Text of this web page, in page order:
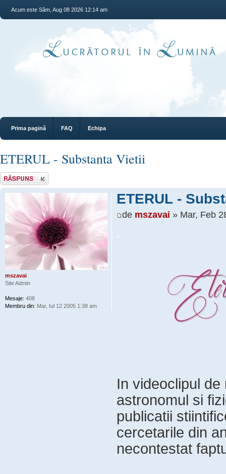
Acum este Sâm, Aug 08 2026 12:14 am
Prima pagină FAQ Echipa
ETERUL - Substanta Vietii
Răspunde
ETERUL -
de mszavai » Mar, Feb
.
In videoclipul
astronomul si
publicatii
cercetarile din
necontestat
mszavai
Site Admin
Mesaje: 408
Membru din: Mar, Iul 12 2005 1:38 am